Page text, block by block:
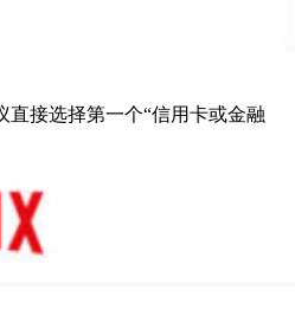
直接选择第一个“信用卡或金融